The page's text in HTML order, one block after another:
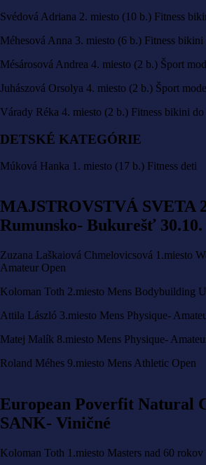
Svédová Adriana 2. miesto (10 b.) Fitness
Méhesová Anna 3. miesto (6 b.) Fitness bikini
Mésárosová Andrea 4. miesto (2 b.) Šport
Juhászová Orsolya 4. miesto (2 b.) Šport
Várady Réka 4. miesto (2 b.) Fitness bikini
DETSKÉ KATEGÓRIE
Múková Hanka 1. miesto (17 b.) Fitness deti
MAJSTROVSTVÁ SVETA
Rumunsko- Bukurešť 30.10.
Zuzana Laškaiová Chmelovicsová 1.miesto
Amateur Open
Koloman Toth 2.miesto Mens Bodybuilding
Attila László 3.miesto Mens Physique-
Matej Malík 8.miesto Mens Physique-
Roland Méhes 9.miesto Mens Athletic Open
European Poverfit Natural
SANK- Viničné
Koloman Toth 1.miesto Masters nad 60 rokov